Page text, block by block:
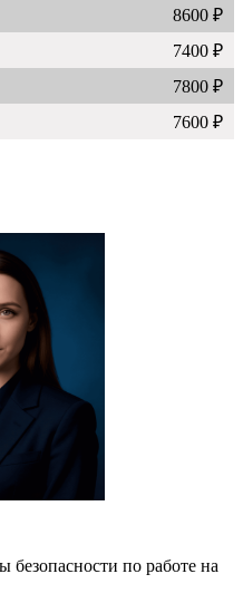
8600 ₽
7400 ₽
7800 ₽
7600 ₽
по работе на